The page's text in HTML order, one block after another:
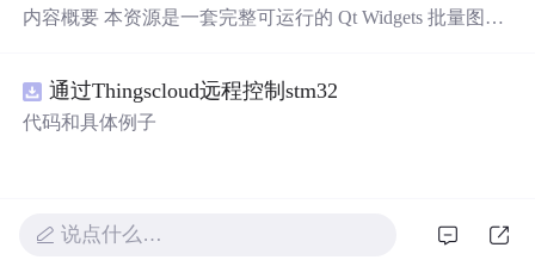
内容概要 本资源是一套完整可运行的 Qt Widgets 批量图片
张图片、直接读取整个文件夹内所有 JPG/PNG 图像，可自
定义输出图片分辨率、调节 JPG0~100 区间压缩质量，自
地批量处理图片的办公、设计、自媒体从业者；
想要学习
通过Thingscloud远程控制stm32
代码和具体例子
说点什么…